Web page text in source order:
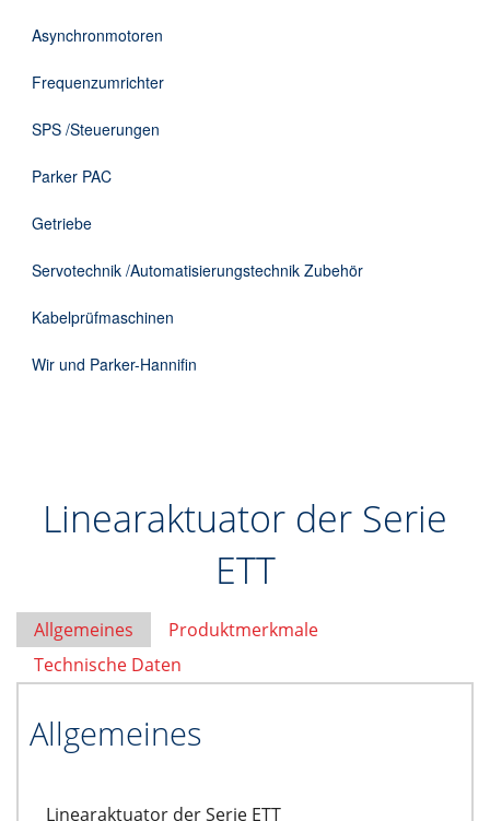
Asynchronmotoren
Frequenzumrichter
SPS /Steuerungen
Parker PAC
Getriebe
Servotechnik /Automatisierungstechnik Zubehör
Kabelprüfmaschinen
Wir und Parker-Hannifin
Linearaktuator der Serie
ETT
Allgemeines
Produktmerkmale
Technische Daten
Allgemeines
Linearaktuator der Serie ETT